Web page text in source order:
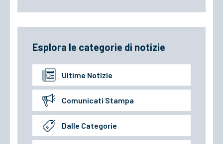
Esplora le categorie di notizie
Ultime Notizie
Comunicati Stampa
Dalle Categorie